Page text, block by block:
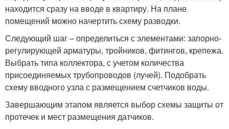
находится сразу на вводе в квартиру. На плане
помещений можно начертить схему разводки.
Следующий шаг – определиться с элементами: запорно-
регулирующей арматуры, тройников, фитингов, крепежа.
Выбрать типа коллектора, с учетом количества
присоединяемых трубопроводов (лучей). Подобрать
схему вводного узла с размещением счетчиков воды.
Завершающим этапом является выбор схемы защиты от
протечек и мест размещения датчиков.